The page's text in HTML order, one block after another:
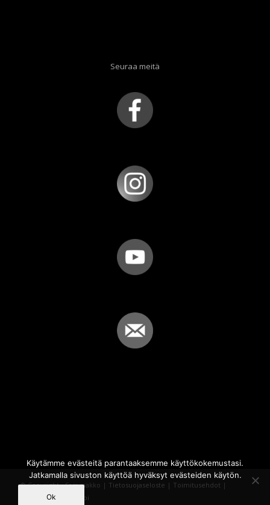
Seuraa meitä
© Copyright - Sammakko | Tietosuojaseloste | Toimitusehdot |
Powered by
iQWebbi
Käytämme evästeitä parantaaksemme käyttökokemustasi.
Jatkamalla sivuston käyttöä hyväksyt evästeiden käytön.
Ok